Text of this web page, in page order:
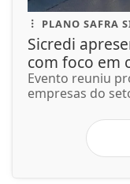
PLANO SAFRA
Sicredi
com foco em
Evento reuniu
empresas do